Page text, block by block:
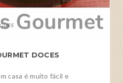
DOCES
casa é muito fácil e